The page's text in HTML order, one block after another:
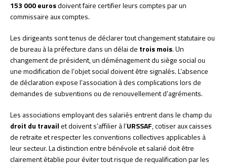
153 000 eurosdoivent faire certifier leurs comptes par un
commissaire aux comptes.
Les dirigeants sont tenus de déclarer tout changement statutaire ou
de bureau à la préfecture dans un délai de trois mois. Un
changement de président, un déménagement du siège social ou
une modification de l’objet social doivent être signalés. L’absence
de déclaration expose l’association à des complications lors de
demandes de subventions ou de renouvellement d’agréments.
Les associations employant des salariés entrent dans le champ du
droit du travailet doivent s’affilier à l’URSSAF, cotiser aux caisses
de retraite et respecter les conventions collectives applicables à
leur secteur. La distinction entre bénévole et salarié doit être
clairement établie pour éviter tout risque de requalification par les